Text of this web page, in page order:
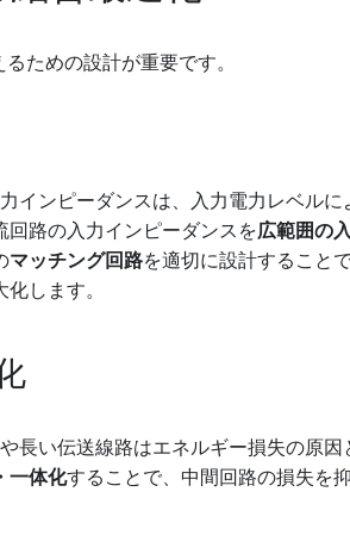
ための設計が重要です。
インピーダンスは、入力電力レベルに
回路の入力インピーダンスを広範囲の
マッチング回路を適切に設計すること
します。
長い伝送線路はエネルギー損失の原因
一体化することで、中間回路の損失を